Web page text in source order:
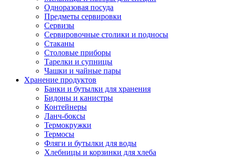
Одноразовая посуда
Предметы сервировки
Сервизы
Сервировочные столики и подносы
Стаканы
Столовые приборы
Тарелки и супницы
Чашки и чайные пары
Хранение продуктов
Банки и бутылки для хранения
Бидоны и канистры
Контейнеры
Ланч-боксы
Термокружки
Термосы
Фляги и бутылки для воды
Хлебницы и корзинки для хлеба